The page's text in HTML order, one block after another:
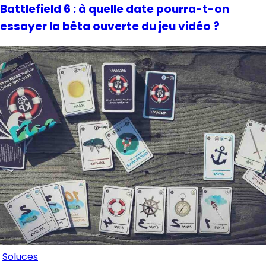
Battlefield 6 : à quelle date pourra-t-on
essayer la bêta ouverte du jeu vidéo ?
Soluces